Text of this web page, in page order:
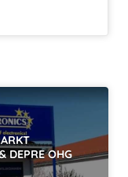
DEPRE OHG